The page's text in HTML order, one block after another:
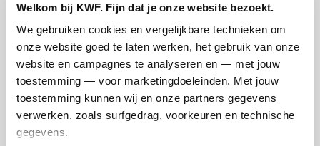
Welkom bij KWF. Fijn dat je onze website bezoekt.
We gebruiken cookies en vergelijkbare technieken om
onze website goed te laten werken, het gebruik van onze
website en campagnes te analyseren en — met jouw
toestemming — voor marketingdoeleinden. Met jouw
toestemming kunnen wij en onze partners gegevens
verwerken, zoals surfgedrag, voorkeuren en technische
gegevens.
54
kms
Mijn afstandsdoel6 kms
Marjet's badges